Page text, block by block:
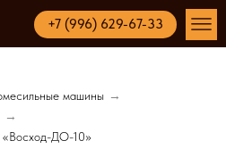
+7 (996) 629-67-33
машины →
→
«Восход-ДО-10»